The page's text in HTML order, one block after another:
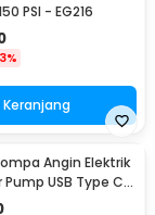
PSI - EG216
Keranjang
Angin Elektrik
USB Type C